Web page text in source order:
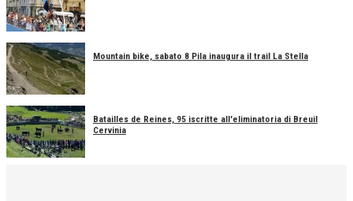
Mountain bike, sabato 8 Pila inaugura il trail La Stella
Batailles de Reines, 95 iscritte all'eliminatoria di Breuil
Cervinia